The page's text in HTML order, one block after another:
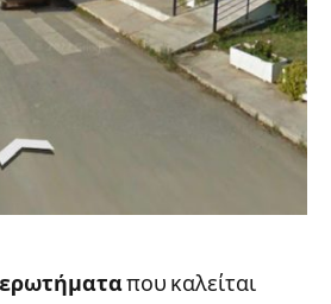
ερωτήματαπου καλείται